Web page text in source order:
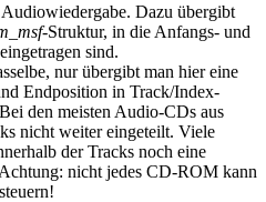
Dazu übergibt
-Struktur, in die Anfangs- und
sind.
nur übergibt man hier eine
Endposition in Track/Index-
den meisten Audio-CDs aus
nicht weiter eingeteilt. Viele
der Tracks noch eine
nicht jedes CD-ROM kann